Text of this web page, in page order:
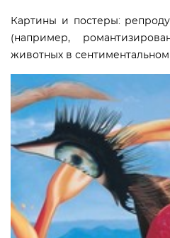
Картины и постеры:
(например,
животных в сентиментальном